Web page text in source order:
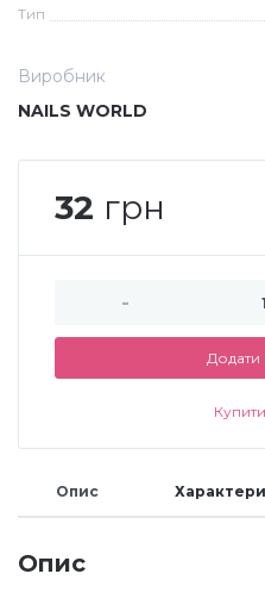
Декор для нігтів
Наклейки гнучкі лінії
Наліпки гнучкі лінії
Бульонки
Блискітки (пісок для
Блискітки для нігтів
Меланж (цукровий
Навчання
Тип
Виробник
NAILS WORLD
32 грн
-
Купити
Опис
Опис